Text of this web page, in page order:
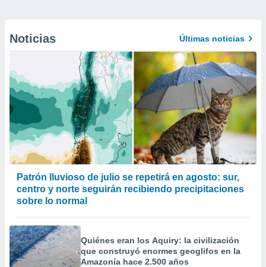
Noticias Últimas noticias
Patrón lluvioso de julio se repetirá en agosto: sur,
centro y norte seguirán recibiendo precipitaciones
sobre lo normal
Quiénes eran los Aquiry: la civilización
que construyó enormes geoglifos en la
Amazonía hace 2.500 años